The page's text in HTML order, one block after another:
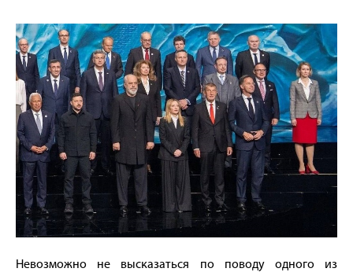
Невозможно не высказаться по поводу одного из